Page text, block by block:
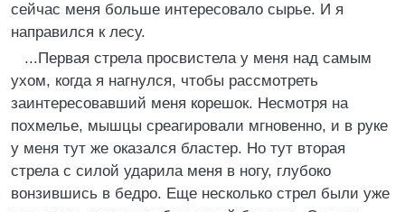
сейчас меня больше интересовало сырье. И я
направился к лесу.
...Первая стрела просвистела у меня над самым
ухом, когда я нагнулся, чтобы рассмотреть
заинтересовавший меня корешок. Несмотря на
похмелье, мышцы среагировали мгновенно, и в руке
у меня тут же оказался бластер. Но тут вторая
стрела с силой ударила меня в ногу, глубоко
вонзившись в бедро. Еще несколько стрел были уже